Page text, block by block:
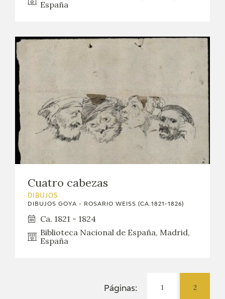
España
Cuatro cabezas
DIBUJOS
DIBUJOS GOYA - ROSARIO WEISS (CA.1821-1826)
Ca. 1821 - 1824
Biblioteca Nacional de España, Madrid,
España
Páginas: 1 2